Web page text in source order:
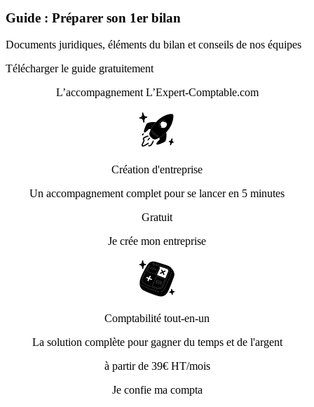
Guide : Préparer son 1er bilan
Documents juridiques, éléments du bilan et conseils de nos équipes
Télécharger le guide gratuitement
L’accompagnementL’Expert-Comptable.com
Création d'entreprise
Un accompagnement complet pour se lancer en 5 minutes
Gratuit
Je crée mon entreprise
Comptabilité tout-en-un
La solution complète pour gagner du temps et de l'argent
à partir de 39€ HT/mois
Je confie ma compta